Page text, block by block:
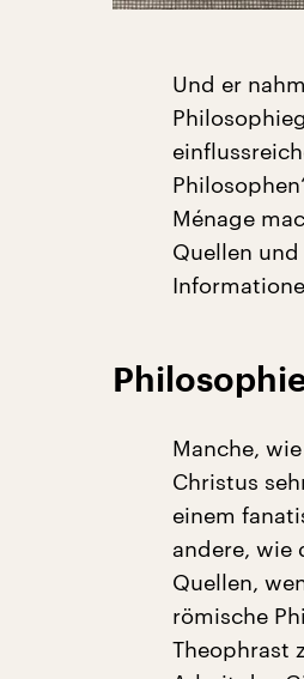
Und er
Ménage
Quellen
Manche,
Christus
einem
andere, wie
Quellen,
römische
Theophrast